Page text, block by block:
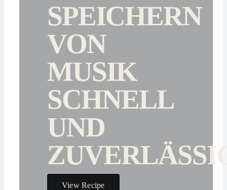
SPEICHERN
VON
MUSIK
SCHNELL
UND
View Recipe